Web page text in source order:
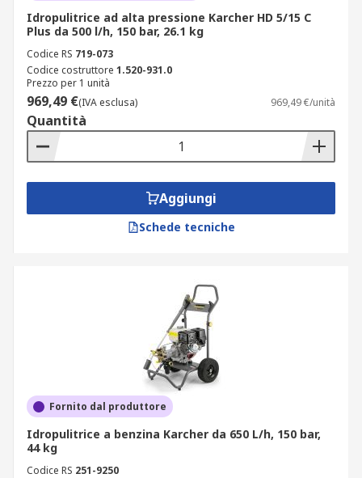
Idropulitrice ad alta pressione Karcher HD 5/15 C
Plus da 500 l/h, 150 bar, 26.1 kg
Codice RS 719-073
Codice costruttore 1.520-931.0
Prezzo per 1 unità
969,49 €(IVA esclusa) 969,49 €/unità
Quantità
Aggiungi
Schede tecniche
Fornito dal produttore
Idropulitrice a benzina Karcher da 650 L/h, 150 bar,
44 kg
Codice RS 251-9250